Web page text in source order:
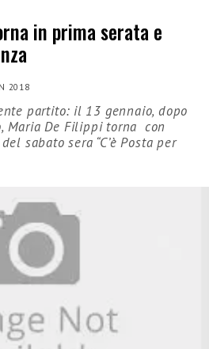
in prima serata e
2018
partito: il 13 gennaio, dopo
Maria De Filippi torna con
sabato sera “C’è Posta per